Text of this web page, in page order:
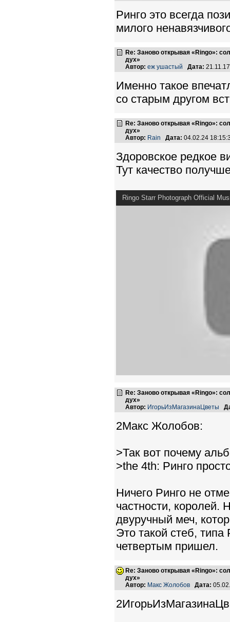
Ринго это всегда
милого
Re: Заново открывая «Ringo»:
дух»
Автор: еж ушастый Дата:
Именно такое
со старым другом
Re: Заново открывая «Ringo»:
дух»
Автор: Rain Дата: 04.02.24
Здоровское редкое
Тут качество
Ringo Starr Photograph Official
Re: Заново открывая «Ringo»:
дух»
Автор: ИгорьИзМагазинаЦветы
2Макс Жолобов:
>Так вот почему
>the 4th: Ринго
Ничего Ринго не
частности, королей.
двуручный меч,
Это такой стеб,
четвертым пришел.
Re: Заново открывая «Ringo»:
дух»
Автор: Макс Жолобов Дата: